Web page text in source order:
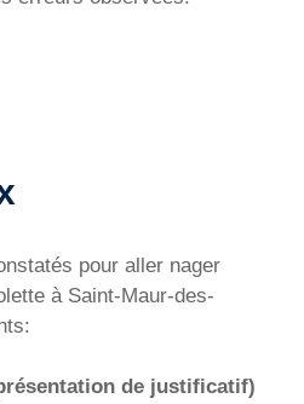
pour aller nager
à Saint-Maur-des-
de justificatif)